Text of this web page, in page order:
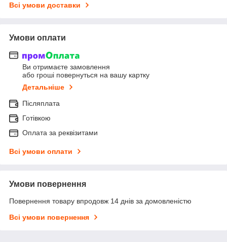
Всі умови доставки
Умови оплати
Ви отримаєте замовлення
або гроші повернуться на вашу картку
Детальніше
Післяплата
Готівкою
Оплата за реквізитами
Всі умови оплати
Умови повернення
Повернення товару впродовж 14 днів за домовленістю
Всі умови повернення